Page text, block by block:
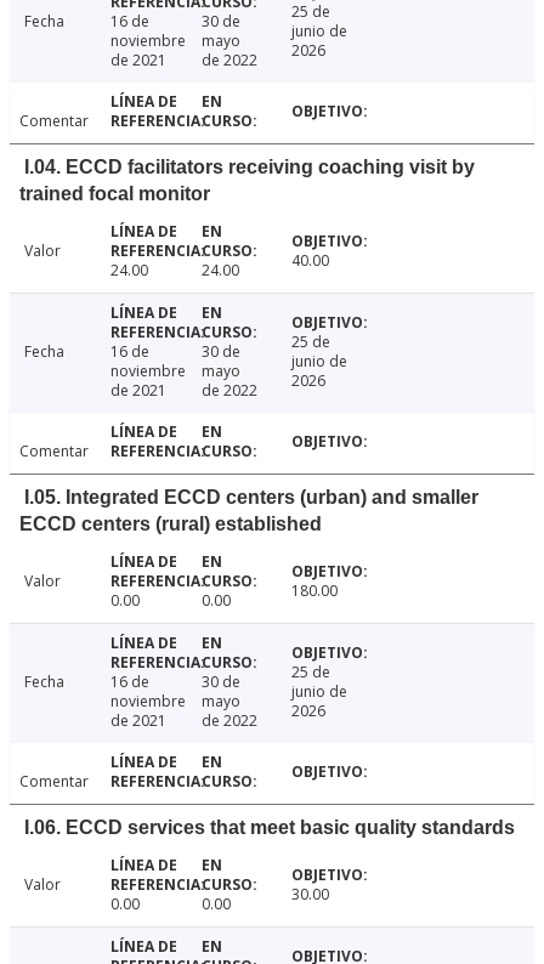
Fecha
16 de
noviembre
de 2021
30 de
mayo
de 2022
25 de
junio de
2026
Comentar
I.04. ECCD facilitators receiving coaching visit by
trained focal monitor
Valor
24.00
24.00 40.00
Fecha
16 de
noviembre
de 2021
30 de
mayo
de 2022
25 de
junio de
2026
Comentar
I.05. Integrated ECCD centers (urban) and smaller
ECCD centers (rural) established
Valor
0.00
0.00 180.00
Fecha
16 de
noviembre
de 2021
30 de
mayo
de 2022
25 de
junio de
2026
Comentar
I.06. ECCD services that meet basic quality standards
Valor
0.00
0.00 30.00